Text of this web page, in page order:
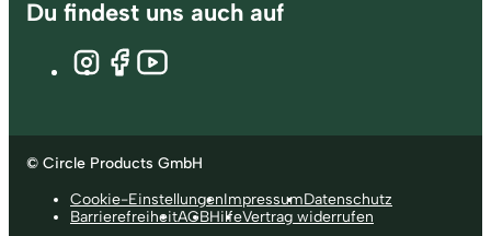
Du findest uns auch auf
© Circle Products GmbH
Cookie-EinstellungenImpressumDatenschutz
BarrierefreiheitAGBHilfeVertrag widerrufen